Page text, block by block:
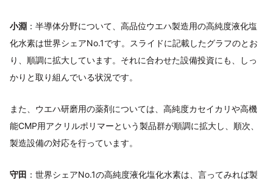
小淵 ：半導体分野について、高品位ウエハ製造用の高純度液化塩
化水素は世界シェアNo.1です。スライドに記載したグラフのとお
り、順調に拡大しています。それに合わせた設備投資にも、しっ
かりと取り組んでいる状況です。
また、ウエハ研磨用の薬剤については、高純度カセイカリや高機
能CMP用アクリルポリマーという製品群が順調に拡大し、順次、
製造設備の対応を行っています。
守田 ：世界シェアNo.1の高純度液化塩化水素は、言ってみれば製